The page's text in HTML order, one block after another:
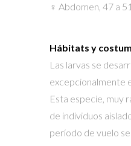
♀ Abdomen, 47 a
Hábitats y
Las larvas se
excepcionalmente
Esta especie, muy
de individuos
período de vuelo